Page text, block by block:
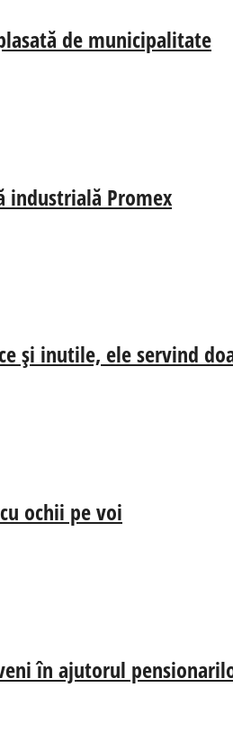
de municipalitate
industrială Promex
și inutile, ele servind
cu ochii pe voi
în ajutorul